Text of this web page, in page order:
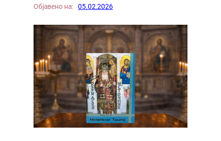
Објавено на: 05.02.2026